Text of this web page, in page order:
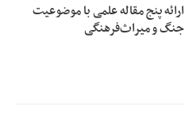
ارائه پنج مقاله علمی با موضوعیت
جنگ و میراث‌فرهنگی